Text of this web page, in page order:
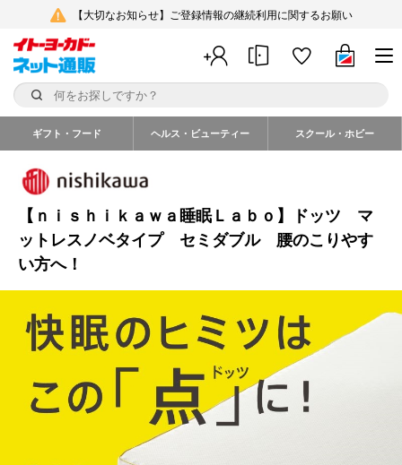
【大切なお知らせ】ご登録情報の継続利用に関するお願い
ギフト・フード ヘルス・ビューティー スクール・ホビー
【ｎｉｓｈｉｋａｗａ睡眠Ｌａｂｏ】ドッツ マ
ットレスノベタイプ セミダブル 腰のこりやす
い方へ！